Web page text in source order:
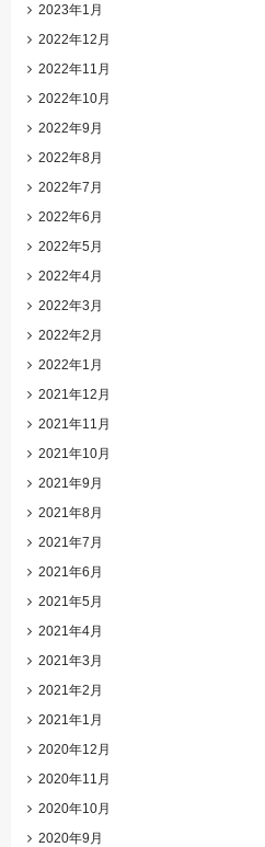
2023年1月
2022年12月
2022年11月
2022年10月
2022年9月
2022年8月
2022年7月
2022年6月
2022年5月
2022年4月
2022年3月
2022年2月
2022年1月
2021年12月
2021年11月
2021年10月
2021年9月
2021年8月
2021年7月
2021年6月
2021年5月
2021年4月
2021年3月
2021年2月
2021年1月
2020年12月
2020年11月
2020年10月
2020年9月